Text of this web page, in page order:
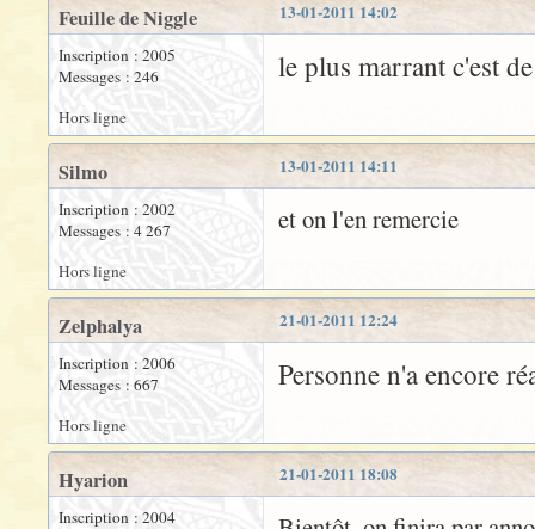
13-01-2011 14:02
Feuille de Niggle
Inscription : 2005
Messages : 246
le plus marrant c'est
Hors ligne
13-01-2011 14:11
Silmo
Inscription : 2002
Messages : 4 267
et on l'en remercie
Hors ligne
21-01-2011 12:24
Zelphalya
Inscription : 2006
Messages : 667
Personne n'a encore
Hors ligne
21-01-2011 18:08
Hyarion
Inscription : 2004